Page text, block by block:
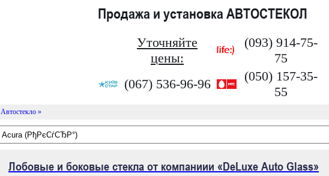
Продажа и установка АВТОСТЕКОЛ
Уточняйте
цены:
(093) 914-75-
75
(067) 536-96-96
(050) 157-35-
55
Автостекло »
Лобовые и боковые стекла от компаниии «DeLuxe Auto Glass»